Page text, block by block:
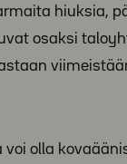
hiuksia,
osaksi
olla